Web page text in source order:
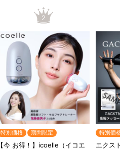
2
特別価格 期間限定
【今 お得！】icoelle（イコエ
特別価
エクス